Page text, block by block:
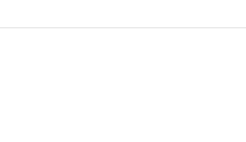
업무분야